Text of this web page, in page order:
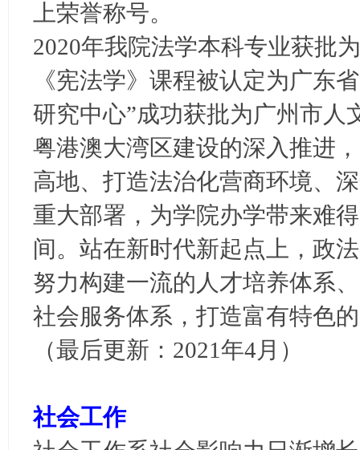
上荣誉称号。
2020年我院法学本科专业获批
《宪法学》课程被认定为广东
研究中心”成功获批为广州市人
粤港澳大湾区建设的深入推进
高地、打造法治化营商环境、
重大部署，为学院办学带来难
间。站在新时代新起点上，政
努力构建一流的人才培养体系
社会服务体系，打造富有特色
（最后更新：2021年4月）
社会工作